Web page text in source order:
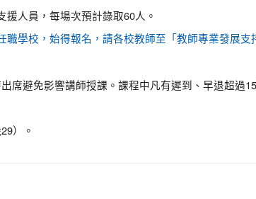
人員，每場次預計錄取60人。
職學校，始得報名，請各校教師至「教師專業發展支
席避免影響講師授課。課程中凡有遲到、早退超過
）。